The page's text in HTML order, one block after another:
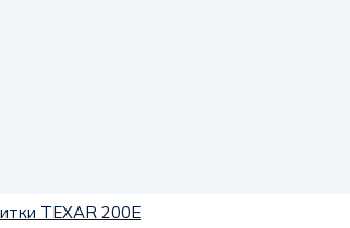
TEXAR 200E